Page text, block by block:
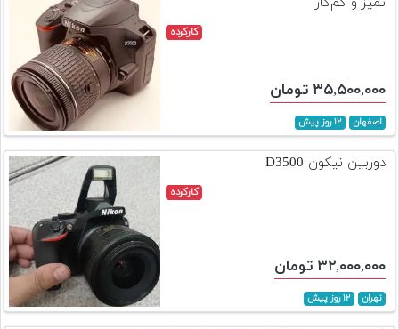
کارکرده
۳۵,۵۰۰,۰۰۰ تومان
اصفهان ۱۲ روز پیش
دوربین نیکون D3500
کارکرده
۳۲,۰۰۰,۰۰۰ تومان
تهران ۱۲ روز پیش